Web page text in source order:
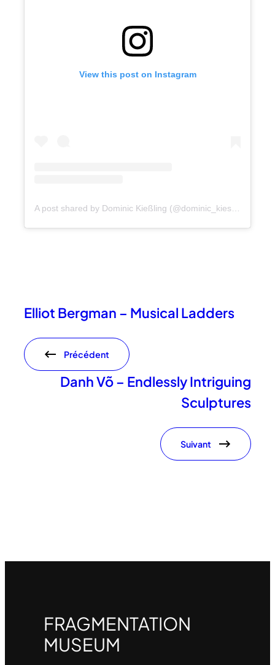
View this post on Instagram
A post shared by Dominic Kießling (@dominic_kiessling)
Elliot Bergman – Musical Ladders
Précédent
Danh Võ – Endlessly Intriguing
Sculptures
Suivant
FRAGMENTATION
MUSEUM